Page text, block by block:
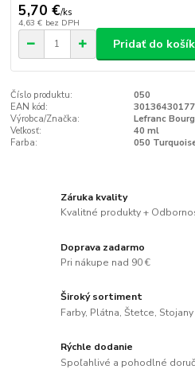
5,70 €/ks
4,63 € bez DPH
Pridať do
Číslo produktu:
050
EAN kód:
Výrobca/Značka:
Lefranc
Veľkosť:
40 ml
Farba:
050
Záruka kvality
Kvalitné produkty +
Doprava zadarmo
Pri nákupe nad 90 €
Široký sortiment
Farby, Plátna, Štetce, Stojany
Rýchle dodanie
Spoľahlivé a pohodlné